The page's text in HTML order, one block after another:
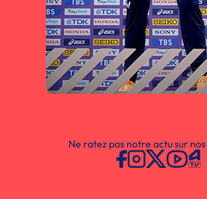
Ne ratez pas notre actu sur